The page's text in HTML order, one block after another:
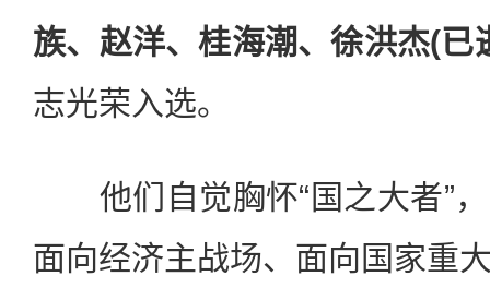
族、赵洋、桂海潮、徐洪杰(已
志光荣入选。
他们自觉胸怀“国之大者”，
面向经济主战场、面向国家重